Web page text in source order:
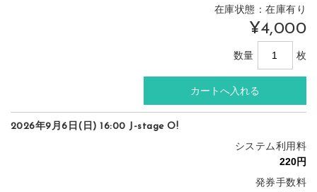
在庫状態：在庫有り
¥4,000
数量 枚
2026年9月6日(日) 16:00 J-stage O!
システム利用料
発券手数料